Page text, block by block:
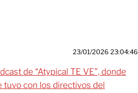
23/01/2026 23:04:46
de “Atypical TE VE”, donde
tuvo con los directivos del